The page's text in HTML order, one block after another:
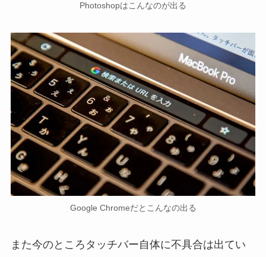
Photoshopはこんなのが出る
Google Chromeだとこんなの出る
また今のところタッチバー自体に不具合は出てい